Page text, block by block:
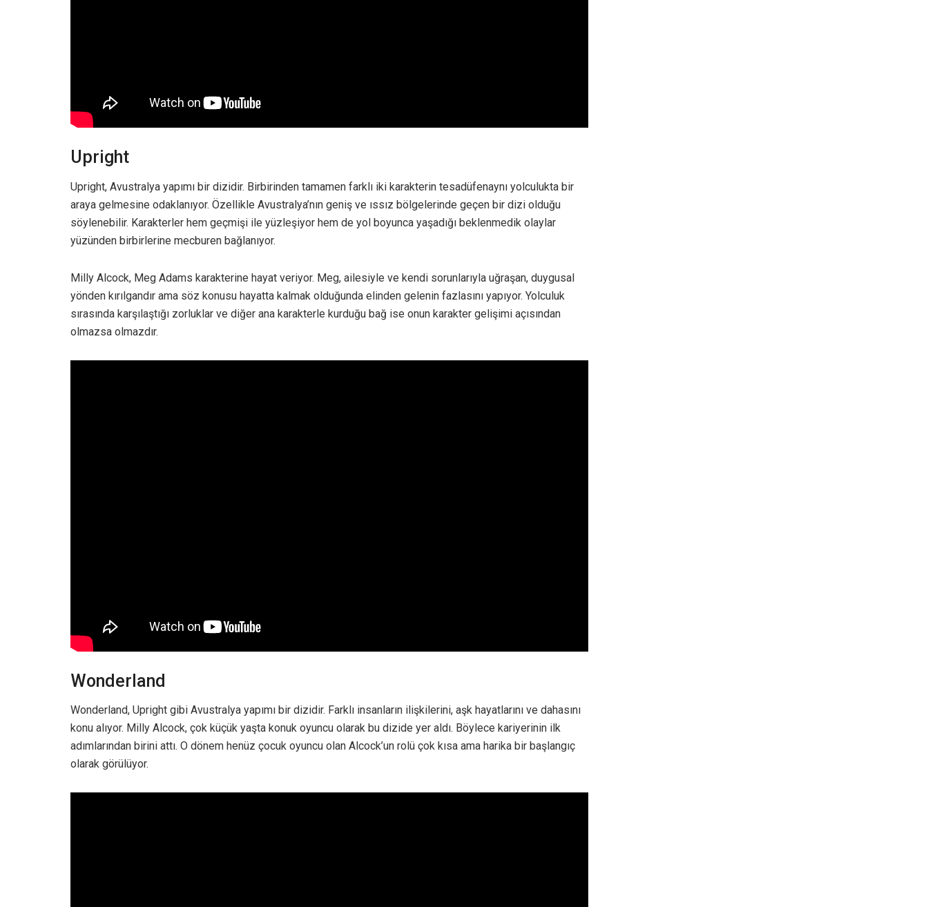
Upright
Upright, Avustralya yapımı bir dizidir. Birbirinden tamamen farklı iki karakterin tesadüfenaynı yolculukta bir
araya gelmesine odaklanıyor. Özellikle Avustralya’nın geniş ve ıssız bölgelerinde geçen bir dizi olduğu
söylenebilir. Karakterler hem geçmişi ile yüzleşiyor hem de yol boyunca yaşadığı beklenmedik olaylar
yüzünden birbirlerine mecburen bağlanıyor.
Milly Alcock, Meg Adams karakterine hayat veriyor. Meg, ailesiyle ve kendi sorunlarıyla uğraşan, duygusal
yönden kırılgandır ama söz konusu hayatta kalmak olduğunda elinden gelenin fazlasını yapıyor. Yolculuk
sırasında karşılaştığı zorluklar ve diğer ana karakterle kurduğu bağ ise onun karakter gelişimi açısından
olmazsa olmazdır.
Wonderland
Wonderland, Upright gibi Avustralya yapımı bir dizidir. Farklı insanların ilişkilerini, aşk hayatlarını ve dahasını
konu alıyor. Milly Alcock, çok küçük yaşta konuk oyuncu olarak bu dizide yer aldı. Böylece kariyerinin ilk
adımlarından birini attı. O dönem henüz çocuk oyuncu olan Alcock’un rolü çok kısa ama harika bir başlangıç
olarak görülüyor.